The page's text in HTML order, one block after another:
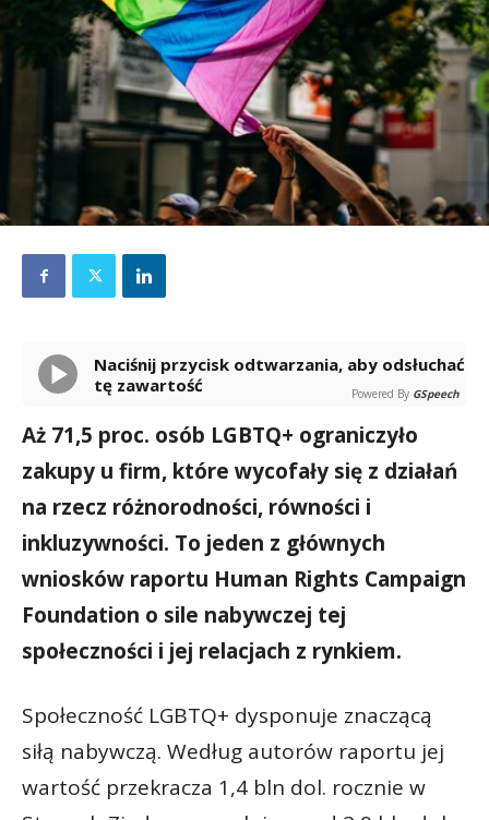
Naciśnij przycisk odtwarzania, aby odsłuchać
tę zawartość
Powered By GSpeech
Aż 71,5 proc. osób LGBTQ+ ograniczyło
zakupy u firm, które wycofały się z działań
na rzecz różnorodności, równości i
inkluzywności. To jeden z głównych
wniosków raportu Human Rights Campaign
Foundation o sile nabywczej tej
społeczności i jej relacjach z rynkiem.
Społeczność LGBTQ+ dysponuje znaczącą
siłą nabywczą. Według autorów raportu jej
wartość przekracza 1,4 bln dol. rocznie w